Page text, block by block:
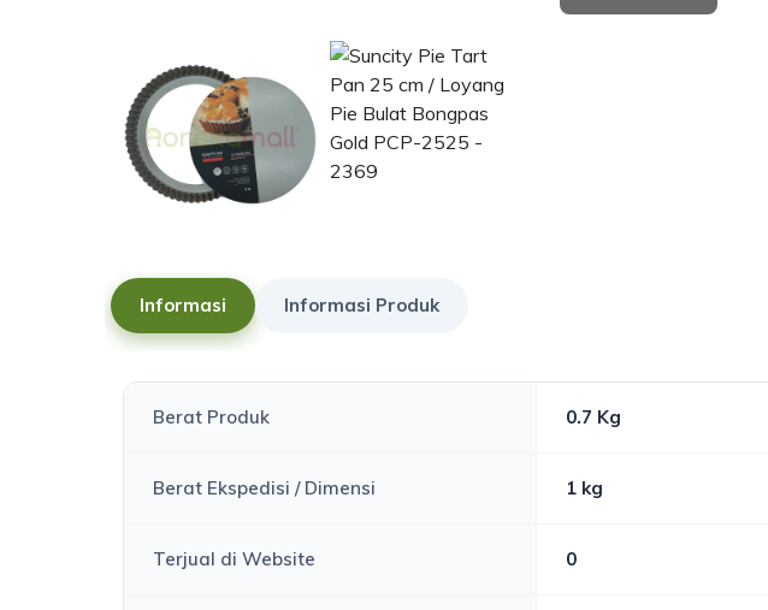
Informasi Informasi Produk
Berat Produk 0.7 Kg
Berat Ekspedisi / Dimensi 1 kg
Terjual di Website 0